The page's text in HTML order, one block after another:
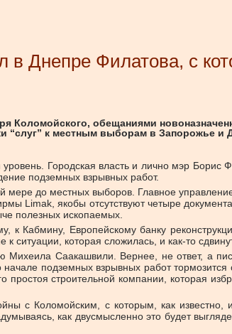
Днепре Филатова, с
обещаниями
“слуг” к местным выборам в Запорожье и
Городская власть и лично мэр Борис
подземных взрывных работ.
до местных выборов. Главное
Limak, якобы отсутствуют четыре
полезных ископаемых.
Кабмину, Европейскому банку
которая сложилась, и как-то
Саакашвили. Вернее, не ответ, а
подземных взрывных работ
простоя строительной компании, которая
с Коломойским, с которым, как
как двусмысленно это будет